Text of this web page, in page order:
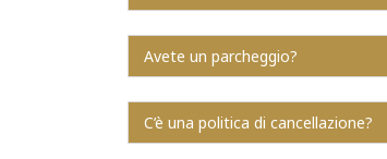
Avete un parcheggio?
C’è una politica di cancellazione?